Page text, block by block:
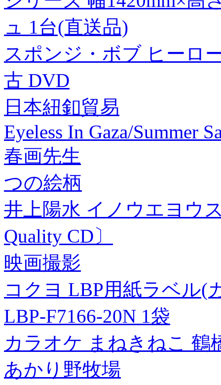
ュ 1台(直送品)
スポンジ・ボブ ヒーロ
古 DVD
日本紐釦貿易
Eyeless In Gaza/Summer
春画先生
つの絵柄
井上陽水 イノウエヨウ
Quality CD〕
映画撮影
コクヨ LBP用紙ラベル(
LBP-F7166-20N 1袋
カラオケ まねきねこ 鶴
あかり野牧場